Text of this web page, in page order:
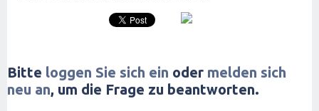
Bitte loggen Sie sich ein oder melden sich
neu an, um die Frage zu beantworten.